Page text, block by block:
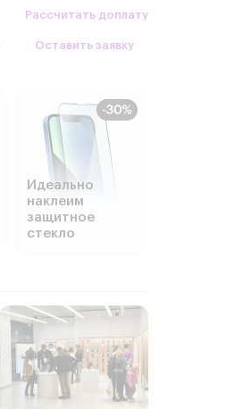
Рассчитать доплату
Оставить заявку
Идеально
наклеим
защитное
стекло